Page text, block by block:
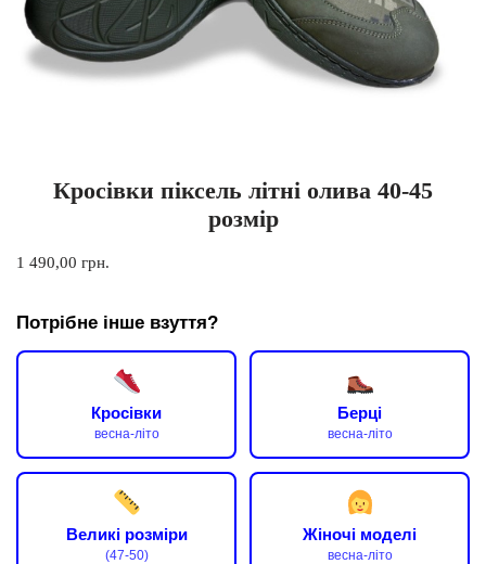
Кросівки піксель літні олива 40-45
розмір
1 490,00 грн.
Потрібне інше взуття?
Кросівки
весна-літо
Берці
весна-літо
Великі розміри
(47-50)
Жіночі моделі
весна-літо